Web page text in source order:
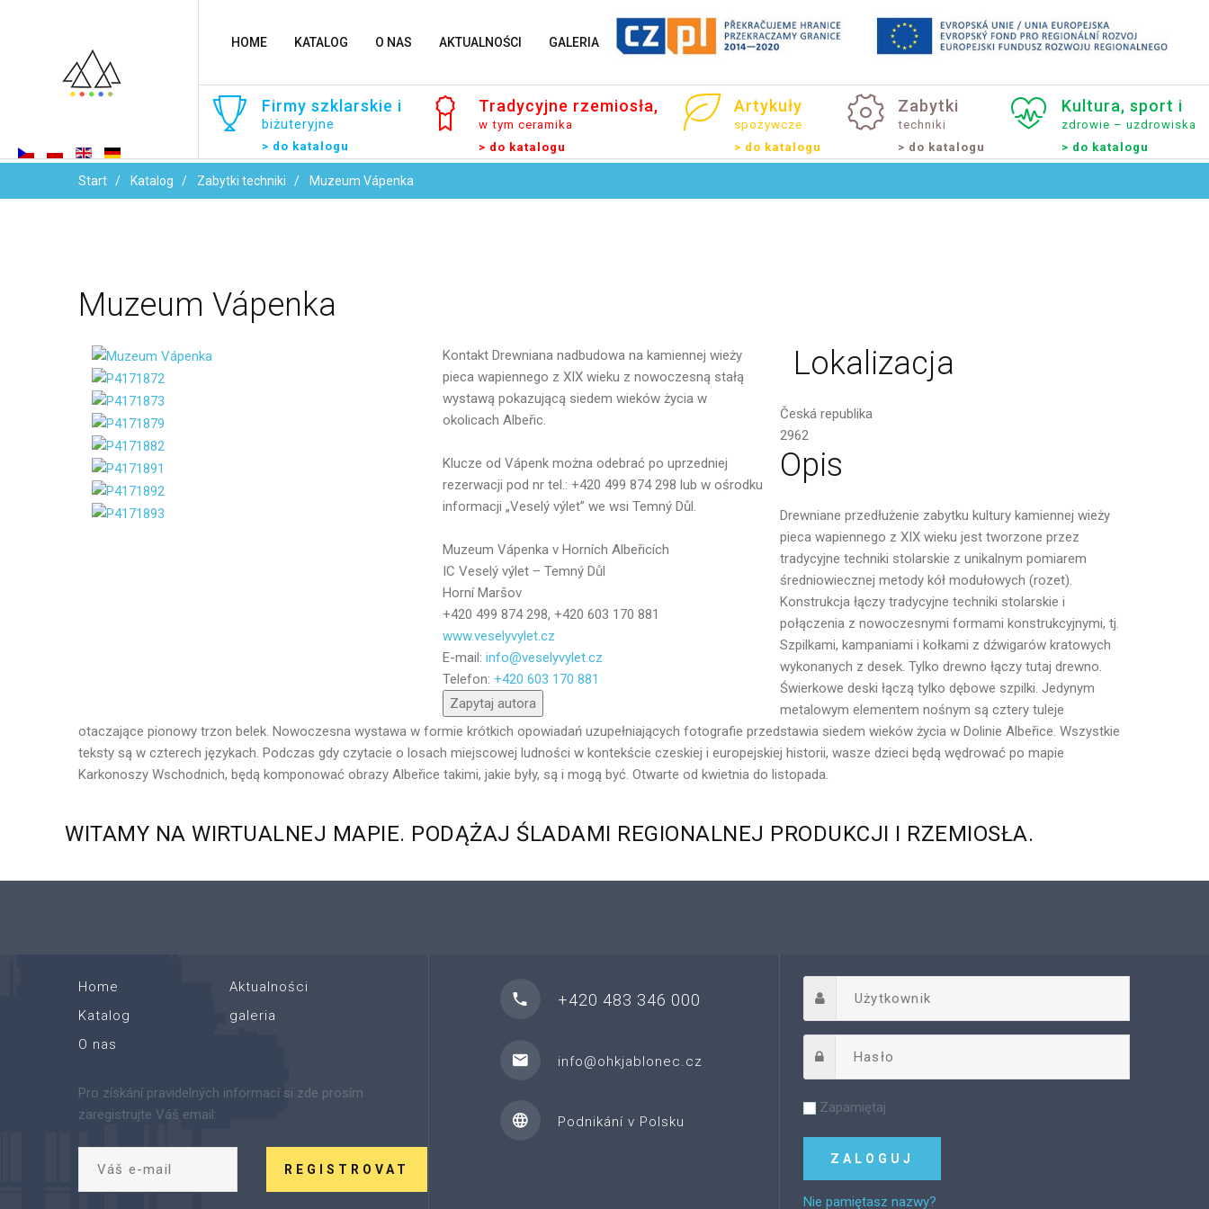
HOME KATALOG O NAS AKTUALNOŚCI GALERIA
Firmy szklarskie i
biżuteryjne
> do katalogu
Tradycyjne rzemiosła,
w tym ceramika
> do katalogu
Artykuły
spożywcze
> do katalogu
Zabytki
techniki
> do katalogu
Kultura, sport i
zdrowie – uzdrowiska
> do katalogu
Start Katalog Zabytki techniki Muzeum Vápenka
Muzeum Vápenka
Kontakt Drewniana nadbudowa na kamiennej wieży
pieca wapiennego z XIX wieku z nowoczesną stałą
wystawą pokazującą siedem wieków życia w
okolicach Albeřic.
Klucze od Vápenk można odebrać po uprzedniej
rezerwacji pod nr tel.: +420 499 874 298 lub w ośrodku
informacji „Veselý výlet” we wsi Temný Důl.
Muzeum Vápenka v Horních Albeřicích
IC Veselý výlet – Temný Důl
Horní Maršov
+420 499 874 298, +420 603 170 881
www.veselyvylet.cz
E-mail: info@veselyvylet.cz
Telefon: +420 603 170 881
Zapytaj autora
Wiadomość
Wyślij
Lokalizacja
Česká republika
2962
Opis
Drewniane przedłużenie zabytku kultury kamiennej wieży
pieca wapiennego z XIX wieku jest tworzone przez
tradycyjne techniki stolarskie z unikalnym pomiarem
średniowiecznej metody kół modułowych (rozet).
Konstrukcja łączy tradycyjne techniki stolarskie i
połączenia z nowoczesnymi formami konstrukcyjnymi, tj.
Szpilkami, kampaniami i kołkami z dźwigarów kratowych
wykonanych z desek. Tylko drewno łączy tutaj drewno.
Świerkowe deski łączą tylko dębowe szpilki. Jedynym
metalowym elementem nośnym są cztery tuleje
otaczające pionowy trzon belek. Nowoczesna wystawa w formie krótkich opowiadań uzupełniających fotografie przedstawia siedem wieków życia w Dolinie Albeřice. Wszystkie
teksty są w czterech językach. Podczas gdy czytacie o losach miejscowej ludności w kontekście czeskiej i europejskiej historii, wasze dzieci będą wędrować po mapie
Karkonoszy Wschodnich, będą komponować obrazy Albeřice takimi, jakie były, są i mogą być. Otwarte od kwietnia do listopada.
WITAMY NA WIRTUALNEJ MAPIE. PODĄŻAJ ŚLADAMI REGIONALNEJ PRODUKCJI I RZEMIOSŁA.
Home
Katalog
O nas
Aktualności
galeria
Pro získání pravidelných informací si zde prosím
zaregistrujte Váš email:
REGISTROVAT
+420 483 346 000
info@ohkjablonec.cz
Podnikání v Polsku
Zapamiętaj
Nie pamiętasz nazwy?